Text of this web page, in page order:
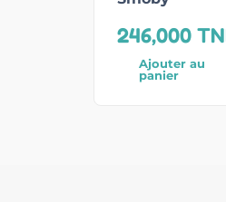
246,000
Ajouter au
panier